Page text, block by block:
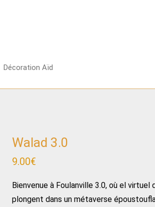
Décoration Aïd
Walad 3.0
9.00€
Bienvenue à Foulanville 3.0, où el
plongent dans un métaverse